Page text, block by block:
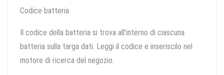
Codice batteria
Il codice della batteria si trova all'interno di ciascuna
batteria sulla targa dati. Leggi il codice e inseriscilo nel
motore di ricerca del negozio.